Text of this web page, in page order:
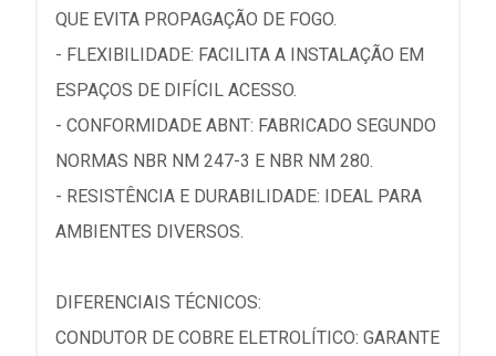
QUE EVITA PROPAGAÇÃO DE FOGO.
- FLEXIBILIDADE: FACILITA A INSTALAÇÃO EM
ESPAÇOS DE DIFÍCIL ACESSO.
- CONFORMIDADE ABNT: FABRICADO SEGUNDO
NORMAS NBR NM 247-3 E NBR NM 280.
- RESISTÊNCIA E DURABILIDADE: IDEAL PARA
AMBIENTES DIVERSOS.
DIFERENCIAIS TÉCNICOS:
CONDUTOR DE COBRE ELETROLÍTICO: GARANTE